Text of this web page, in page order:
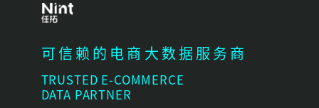
可信赖的电商大数据服务商
TRUSTED E-COMMERCE
DATA PARTNER